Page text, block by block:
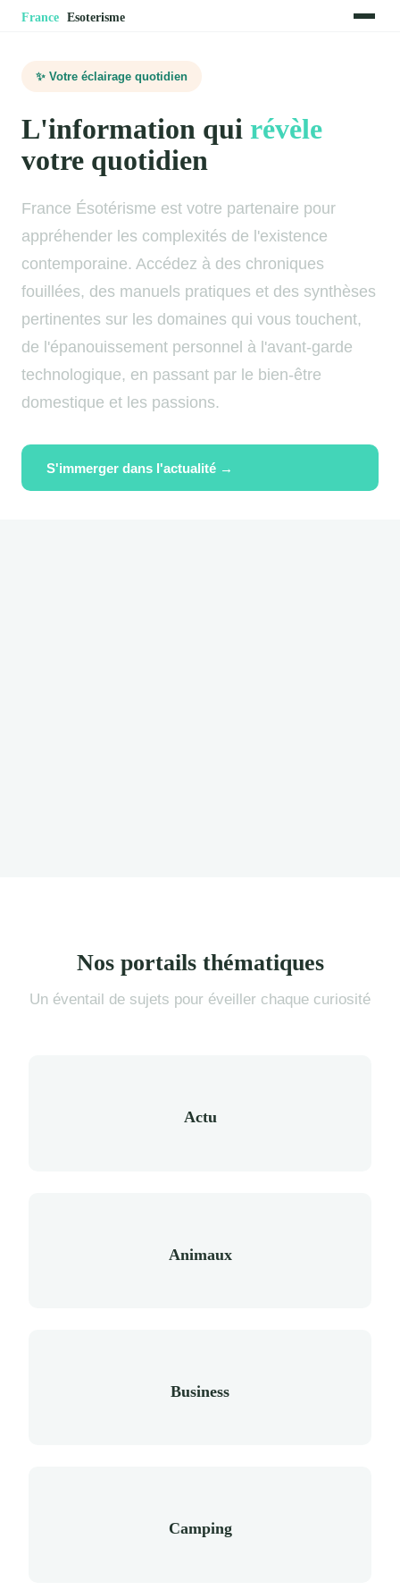
✨ Votre éclairage quotidien
L'information qui révèle
votre quotidien
France Ésotérisme est votre partenaire pour
appréhender les complexités de l'existence
contemporaine. Accédez à des chroniques
fouillées, des manuels pratiques et des synthèses
pertinentes sur les domaines qui vous touchent,
de l'épanouissement personnel à l'avant-garde
technologique, en passant par le bien-être
domestique et les passions.
S'immerger dans l'actualité →
Nos portails thématiques
Un éventail de sujets pour éveiller chaque curiosité
Actu
Animaux
Business
Camping